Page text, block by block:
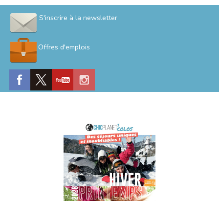
S'inscrire à la newsletter
Offres d'emplois